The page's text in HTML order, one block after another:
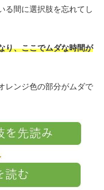
る間に選択肢を忘れてし
り、ここでムダな時間が
レンジ色の部分がムダで